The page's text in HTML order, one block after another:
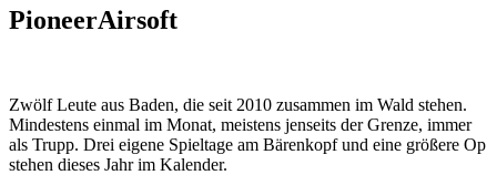
PioneerAirsoft
Zwölf Leute aus Baden, die seit 2010 zusammen im Wald stehen.
Mindestens einmal im Monat, meistens jenseits der Grenze, immer
als Trupp. Drei eigene Spieltage am Bärenkopf und eine größere Op
stehen dieses Jahr im Kalender.